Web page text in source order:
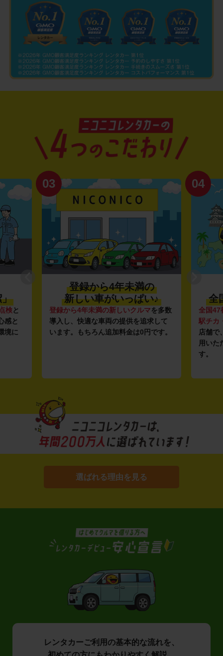
」
検と
感と
境に
03
登録から4年未満の
新しい車がいっぱい♪
登録から4年未満の新しいクルマを多数
導入し、快適な車両の提供を追求して
います。もちろん追加料金は0円です。
04
全
全国47
駅チカ
店舗で
用いた
す。
選ばれる理由を見る
レンタカーご利用の基本的な流れを、